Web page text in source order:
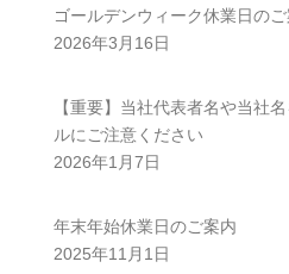
ゴールデンウィーク休業日の
2026年3月16日
【重要】当社代表者名や当社
ルにご注意ください
2026年1月7日
年末年始休業日のご案内
2025年11月1日